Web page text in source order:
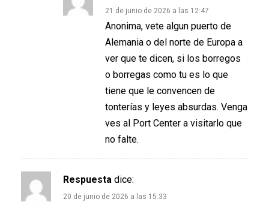
21 de junio de 2026 a las 12:47
Anonima, vete algun puerto de
Alemania o del norte de Europa a
ver que te dicen, si los borregos
o borregas como tu es lo que
tiene que le convencen de
tonterías y leyes absurdas. Venga
ves al Port Center a visitarlo que
no falte.
Respuesta dice:
20 de junio de 2026 a las 15:33